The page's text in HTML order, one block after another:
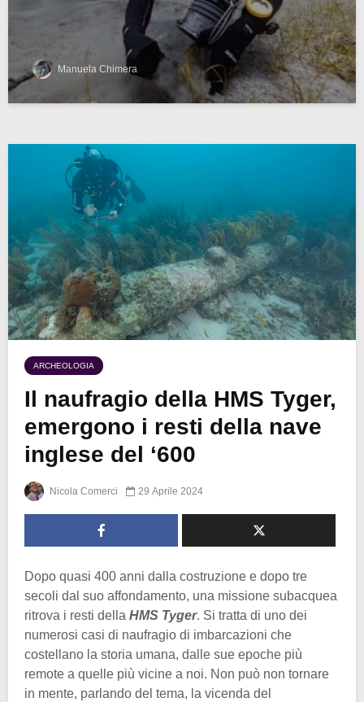
Manuela Chimera
ARCHEOLOGIA
Il naufragio della HMS Tyger,
emergono i resti della nave
inglese del ‘600
Nicola Comerci 29 Aprile 2024
Dopo quasi 400 anni dalla costruzione e dopo tre
secoli dal suo affondamento, una missione subacquea
ritrova i resti della HMS Tyger. Si tratta di uno dei
numerosi casi di naufragio di imbarcazioni che
costellano la storia umana, dalle sue epoche più
remote a quelle più vicine a noi. Non può non tornare
in mente, parlando del tema, la vicenda del